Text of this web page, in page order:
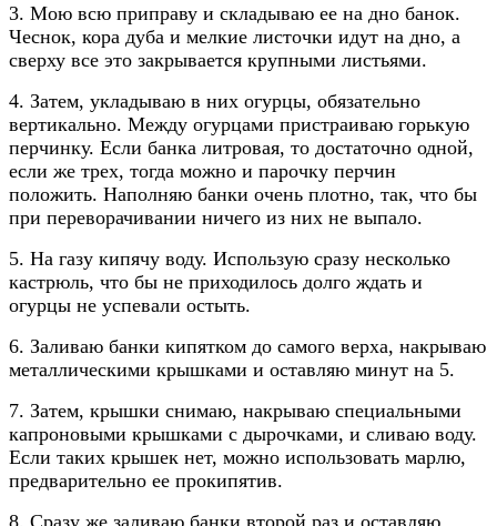
3. Мою всю приправу и складываю ее на дно банок.
Чеснок, кора дуба и мелкие листочки идут на дно, а
сверху все это закрывается крупными листьями.
4. Затем, укладываю в них огурцы, обязательно
вертикально. Между огурцами пристраиваю горькую
перчинку. Если банка литровая, то достаточно одной,
если же трех, тогда можно и парочку перчин
положить. Наполняю банки очень плотно, так, что бы
при переворачивании ничего из них не выпало.
5. На газу кипячу воду. Использую сразу несколько
кастрюль, что бы не приходилось долго ждать и
огурцы не успевали остыть.
6. Заливаю банки кипятком до самого верха, накрываю
металлическими крышками и оставляю минут на 5.
7. Затем, крышки снимаю, накрываю специальными
капроновыми крышками с дырочками, и сливаю воду.
Если таких крышек нет, можно использовать марлю,
предварительно ее прокипятив.
8. Сразу же заливаю банки второй раз и оставляю